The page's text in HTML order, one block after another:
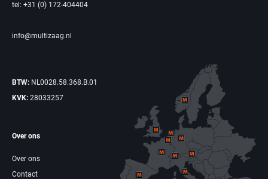
tel: +31 (0) 172-404404
info@multizaag.nl
BTW: NL0028.58.368.B.01
KVK: 28033257
Over ons
Over ons
Contact